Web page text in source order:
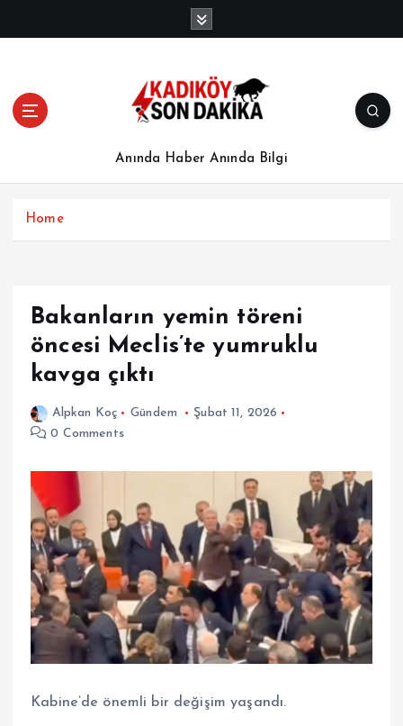
Anında Haber Anında Bilgi
Home
Bakanların yemin töreni
öncesi Meclis’te yumruklu
kavga çıktı
Alpkan Koç Gündem
Şubat 11, 2026
0 Comments
Kabine’de önemli bir değişim yaşandı.